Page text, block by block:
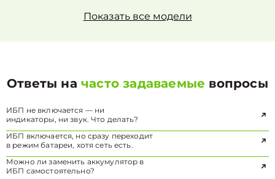
Показать все модели
Ответы начасто задаваемые вопросы
ИБП не включается — ни
индикаторы, ни звук. Что делать?
ИБП включается, но сразу переходит
в режим батареи, хотя сеть есть.
Можно ли заменить аккумулятор в
ИБП самостоятельно?